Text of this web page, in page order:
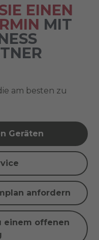
EINEN
MIT
am besten zu
Geräten
anfordern
einem offenen